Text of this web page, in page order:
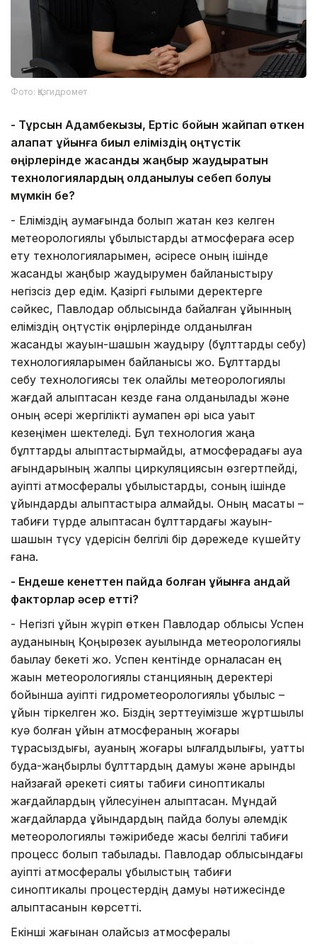
Фото: Қазгидромет
- Тұрсын Адамбекқызы, Ертіс бойын жайпап өткен
алапат құйынға биыл еліміздің оңтүстік
өңірлерінде жасанды жаңбыр жаудыратын
технологиялардың қолданылуы себеп болуы
мүмкін бе?
- Еліміздің аумағында болып жатқан кез келген
метеорологиялық құбылыстарды атмосфераға әсер
ету технологияларымен, әсіресе оның ішінде
жасанды жаңбыр жаудырумен байланыстыру
негізсіз дер едім. Қазіргі ғылыми деректерге
сәйкес, Павлодар облысында байқалған құйынның
еліміздің оңтүстік өңірлерінде қолданылған
жасанды жауын-шашын жаудыру (бұлттарды себу)
технологияларымен байланысы жоқ. Бұлттарды
себу технологиясы тек қолайлы метеорологиялық
жағдай қалыптасқан кезде ғана қолданылады және
оның әсері жергілікті аумақпен әрі қысқа уақыт
кезеңімен шектеледі. Бұл технология жаңа
бұлттарды қалыптастырмайды, атмосферадағы ауа
ағындарының жалпы циркуляциясын өзгертпейді,
қауіпті атмосфералық құбылыстарды, соның ішінде
құйындарды қалыптастыра алмайды. Оның мақсаты –
табиғи түрде қалыптасқан бұлттардағы жауын-
шашын түсу үдерісін белгілі бір дәрежеде күшейту
ғана.
- Ендеше кенеттен пайда болған құйынға қандай
факторлар әсер етті?
- Негізгі құйын жүріп өткен Павлодар облысы Успен
ауданының Қоңырөзек ауылында метеорологиялық
бақылау бекеті жоқ. Успен кентінде орналасқан ең
жақын метеорологиялық станцияның деректері
бойынша қауіпті гидрометеорологиялық құбылыс –
құйын тіркелген жоқ. Біздің зерттеуімізше жұртшылық
куә болған құйын атмосфераның жоғары
тұрақсыздығы, ауаның жоғары ылғалдылығы, қуатты
будақ-жаңбырлы бұлттардың дамуы және қарқынды
найзағай әрекеті сияқты табиғи синоптикалық
жағдайлардың үйлесуінен қалыптасқан. Мұндай
жағдайларда құйындардың пайда болуы әлемдік
метеорологиялық тәжірибеде жақсы белгілі табиғи
процесс болып табылады. Павлодар облысындағы
қауіпті атмосфералық құбылыстың табиғи
синоптикалық процестердің дамуы нәтижесінде
қалыптасқанын көрсетті.
Екінші жағынан қолайсыз атмосфералық